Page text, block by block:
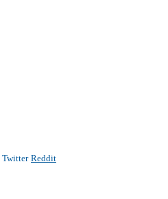
Twitter Reddit